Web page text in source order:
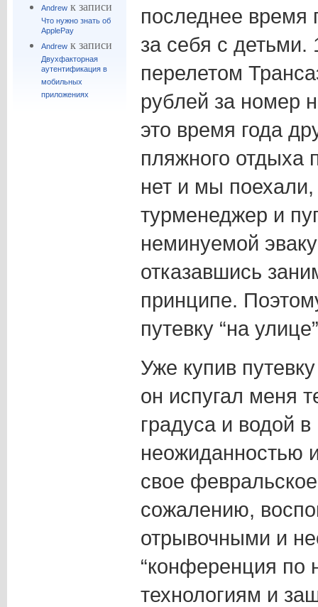
Andrewк записи
Что нужно знать об
ApplePay
Andrewк записи
Двухфакторная
аутентификация в
мобильных
приложениях
последнее время
за себя с детьми.
перелетом
рублей за номер
это время года
пляжного отдыха
нет и мы
турменеджер и
неминуемой
отказавшись
принципе.
путевку “на
Уже купив
он испугал меня
градуса и водой
неожиданностью
свое
сожалению,
отрывочными и
“конференция
технологиям и